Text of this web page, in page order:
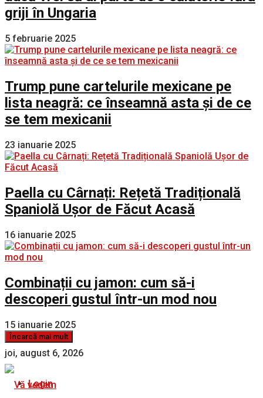
griji în Ungaria
5 februarie 2025
Trump pune cartelurile mexicane pe
lista neagră: ce înseamnă asta și de ce
se tem mexicanii
23 ianuarie 2025
Paella cu Cârnați: Rețetă Tradițională
Spaniolă Ușor de Făcut Acasă
16 ianuarie 2025
Combinații cu jamon: cum să-i
descoperi gustul într-un mod nou
15 ianuarie 2025
Încarcă mai mult
joi, august 6, 2026
Login